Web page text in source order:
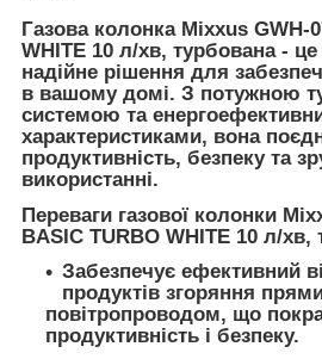
Газова колонка Mixxus GWH-
WHITE 10 л/хв, турбована - це
надійне рішення для
в вашому домі. З потужною
системою та
характеристиками, вона
продуктивність, безпеку та
використанні.
Переваги газової колонки
BASIC TURBO WHITE 10 л/хв,
Забезпечує ефективний
продуктів згоряння
повітропроводом, що
продуктивність і безпеку.